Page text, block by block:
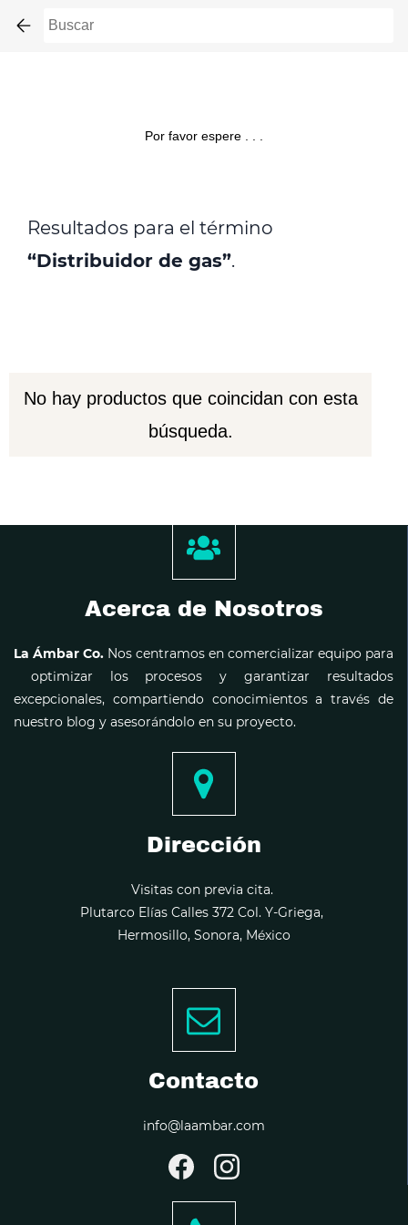
main
Por favor espere . . .
Resultados para el término
“Distribuidor de gas”.
No hay productos que coincidan con esta
búsqueda.
Acerca de Nosotros
La Ámbar Co. Nos centramos en comercializar equipo para
optimizar los procesos y garantizar resultados
excepcionales, compartiendo conocimientos a través de
nuestro blog y asesorándolo en su proyecto.
Dirección
Visitas con previa cita.
Plutarco Elías Calles 372 Col. Y-Griega,
Hermosillo, Sonora, México
Contacto
info@laambar.com